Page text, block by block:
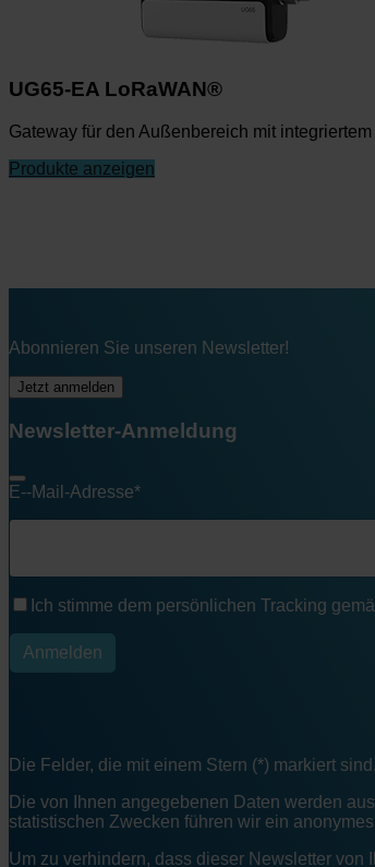
UG65-EA LoRaWAN®
Gateway für den Außenbereich mit
Produkte anzeigen
Abonnieren Sie unseren Newsletter!
Jetzt anmelden
Newsletter-Anmeldung
Die Felder, die mit einem Stern (*) markiert
Die von Ihnen angegebenen Daten werden
statistischen Zwecken führen wir ein
Um zu verhindern, dass dieser Newsletter